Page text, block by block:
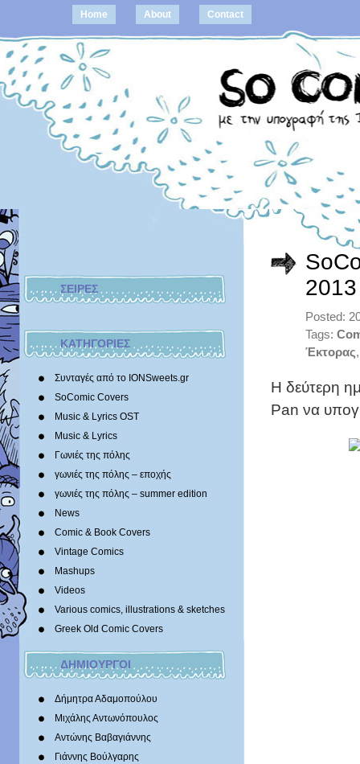
Home About Contact
ΣΕΙΡΕΣ
ΚΑΤΗΓΟΡΙΕΣ
Συνταγές από το IONSweets.gr
SoComic Covers
Music & Lyrics OST
Music & Lyrics
Γωνιές της πόλης
γωνιές της πόλης – εποχής
γωνιές της πόλης – summer edition
News
Comic & Book Covers
Vintage Comics
Mashups
Videos
Various comics, illustrations & sketches
Greek Old Comic Covers
ΔΗΜΙΟΥΡΓΟΙ
Δήμητρα Αδαμοπούλου
Μιχάλης Αντωνόπουλος
Αντώνης Βαβαγιάννης
Γιάννης Βούλγαρης
2013
Posted:
Tags:
Έκτορας
Η δεύτερη
Pan να